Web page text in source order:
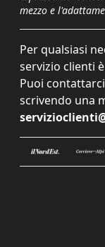
mezzo e
Per qualsiasi
servizio clienti
Puoi
scrivendo una